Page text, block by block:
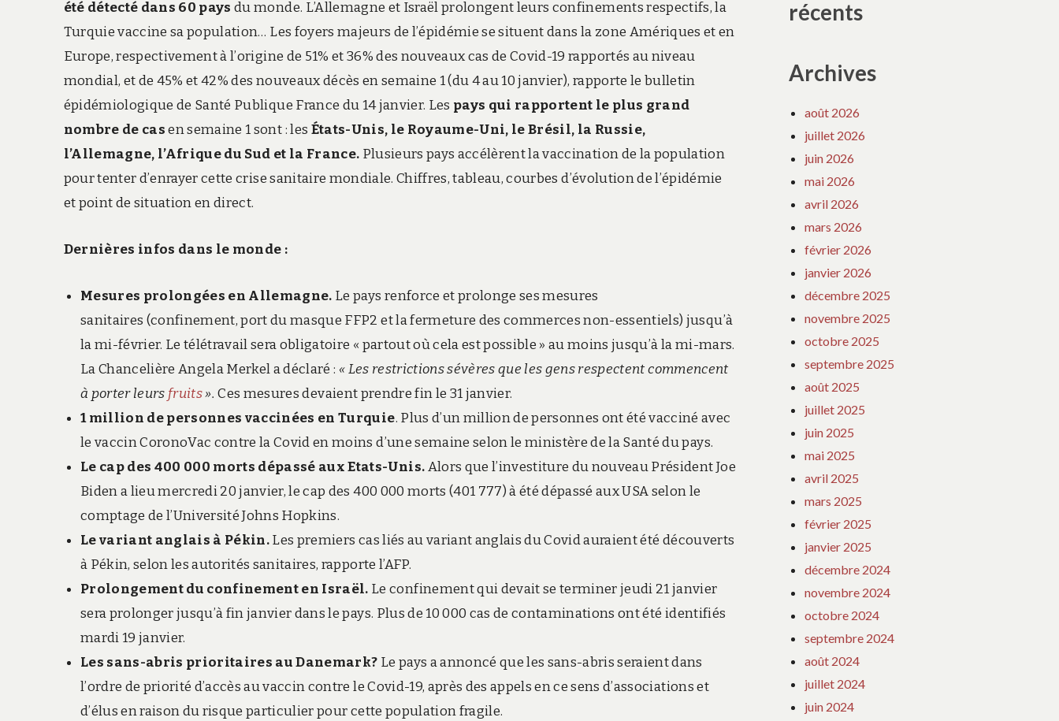
été détecté dans 60 paysdu monde. L’Allemagne et Israël prolongent leurs confinements respectifs, la
Turquie vaccine sa population… Les foyers majeurs de l’épidémie se situent dans la zone Amériques et en
Europe, respectivement à l’origine de 51% et 36% des nouveaux cas de Covid-19 rapportés au niveau
mondial, et de 45% et 42% des nouveaux décès en semaine 1 (du 4 au 10 janvier), rapporte le bulletin
épidémiologique de Santé Publique France du 14 janvier. Les pays qui rapportent le plus grand
nombre de casen semaine 1 sont : les États-Unis, le Royaume-Uni, le Brésil, la Russie,
l’Allemagne, l’Afrique du Sud et la France. Plusieurs pays accélèrent la vaccination de la population
pour tenter d’enrayer cette crise sanitaire mondiale. Chiffres, tableau, courbes d’évolution de l’épidémie
et point de situation en direct.
Dernières infos dans le monde :
Mesures prolongées en Allemagne. Le pays renforce et prolonge ses mesures
sanitaires (confinement, port du masque FFP2 et la fermeture des commerces non-essentiels) jusqu’à
la mi-février. Le télétravail sera obligatoire « partout où cela est possible » au moins jusqu’à la mi-mars.
La Chancelière Angela Merkel a déclaré : « Les restrictions sévères que les gens respectent commencent
à porter leurs fruits».Ces mesures devaient prendre fin le 31 janvier.
1 million de personnes vaccinées en Turquie. Plus d’un million de personnes ont été vacciné avec
le vaccin CoronoVac contre la Covid en moins d’une semaine selon le ministère de la Santé du pays.
Le cap des 400 000 morts dépassé aux Etats-Unis.Alors que l’investiture du nouveau Président Joe
Biden a lieu mercredi 20 janvier, le cap des 400 000 morts (401 777) à été dépassé aux USA selon le
comptage de l’Université Johns Hopkins.
Le variant anglais à Pékin.Les premiers cas liés au variant anglais du Covid auraient été découverts
à Pékin, selon les autorités sanitaires, rapporte l’AFP.
Prolongement du confinement en Israël. Le confinement qui devait se terminer jeudi 21 janvier
sera prolonger jusqu’à fin janvier dans le pays. Plus de 10 000 cas de contaminations ont été identifiés
mardi 19 janvier.
Les sans-abris prioritaires au Danemark? Le pays a annoncé que les sans-abris seraient dans
l’ordre de priorité d’accès au vaccin contre le Covid-19, après des appels en ce sens d’associations et
d’élus en raison du risque particulier pour cette population fragile.
récents
Archives
août 2026
juillet 2026
juin 2026
mai 2026
avril 2026
mars 2026
février 2026
janvier 2026
décembre 2025
novembre 2025
octobre 2025
septembre 2025
août 2025
juillet 2025
juin 2025
mai 2025
avril 2025
mars 2025
février 2025
janvier 2025
décembre 2024
novembre 2024
octobre 2024
septembre 2024
août 2024
juillet 2024
juin 2024